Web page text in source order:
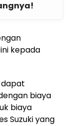
kepada
dapat
biaya
biaya
Suzuki yang